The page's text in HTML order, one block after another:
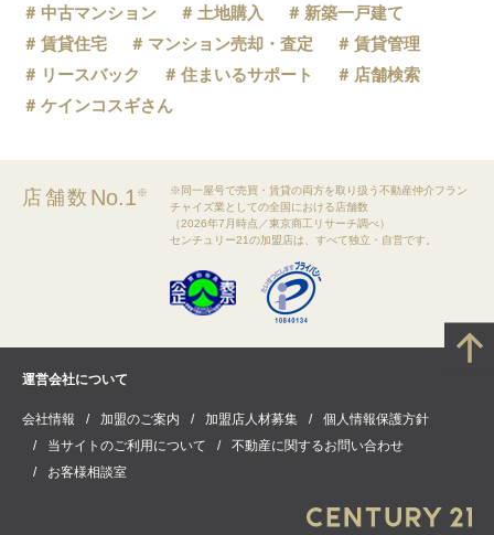
中古マンション
土地購入
新築一戸建て
賃貸住宅
マンション売却・査定
賃貸管理
リースバック
住まいるサポート
店舗検索
ケインコスギさん
店舗数 No.1※
※同一屋号で売買・賃貸の両方を取り扱う不動産仲介フラン
チャイズ業としての全国における店舗数
（2026年7月時点／東京商工リサーチ調べ）
センチュリー21の加盟店は、すべて独立・自営です。
運営会社について
会社情報 加盟のご案内 加盟店人材募集
個人情報保護方針
当サイトのご利用について
不動産に関するお問い合わせ
お客様相談室